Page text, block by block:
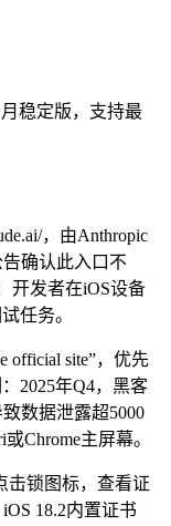
月稳定版，支持最
，由Anthropic
告确认此入口不
开发者在iOS设备
任务。
official site”，优先
2025年Q4，黑客
数据泄露超5000
Chrome主屏幕。
击锁图标，查看证
18.2内置证书